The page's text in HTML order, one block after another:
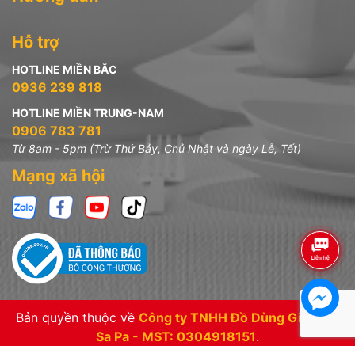
Hỗ trợ
HOTLINE MIỀN BẮC
0936 239 818
HOTLINE MIỀN TRUNG-NAM
0906 783 781
Từ 8am - 5pm (Trừ Thứ Bảy, Chủ Nhật và ngày Lễ, Tết)
Mạng xã hội
Bản quyền thuộc về Công ty TNHH Đồ Dùng Gia Đình
Sa Pa - MST: 0304918151.